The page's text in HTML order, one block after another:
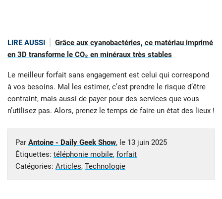
LIRE AUSSI
Grâce aux cyanobactéries, ce matériau imprimé
en 3D transforme le CO₂ en minéraux très stables
Le meilleur forfait sans engagement est celui qui correspond
à vos besoins. Mal les estimer, c’est prendre le risque d’être
contraint, mais aussi de payer pour des services que vous
n’utilisez pas. Alors, prenez le temps de faire un état des lieux !
Par Antoine - Daily Geek Show, le 13 juin 2025
Étiquettes: téléphonie mobile, forfait
Catégories: Articles, Technologie